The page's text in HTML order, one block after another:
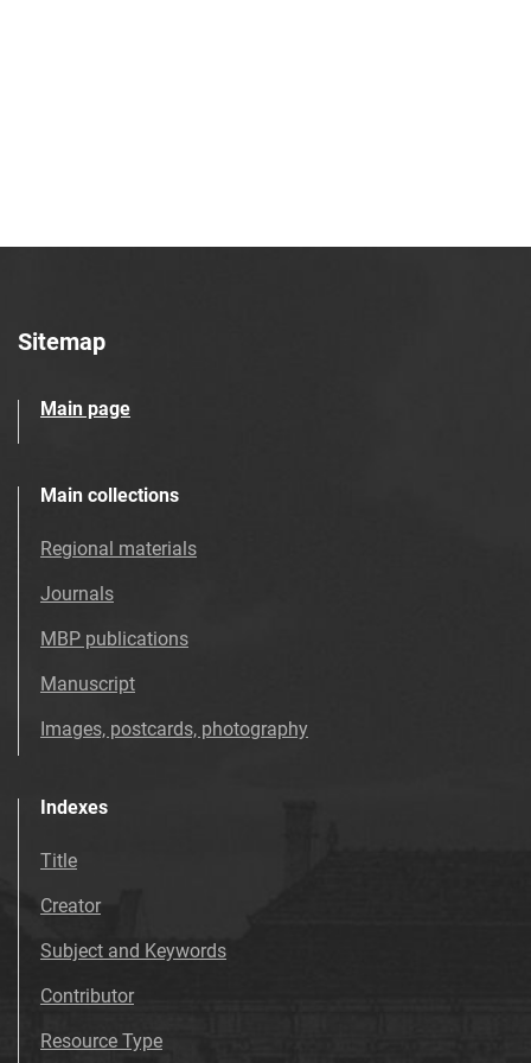
Tarnowskie Azoty : tygodnik Zakładów
Tarnowie. 1983
Tarnowie. 1984
Tarnowskie Azoty : tygodnik Zakładów
Tarnowie. 1985
Tarnowskie Azoty : tygodnik Zakładów
Tarnowie. 1986
Tarnowskie Azoty : tygodnik Zakładów
Tarnowskie Azoty : tygodnik Zakładów
Tarnowskie Azoty : tygodnik Zakładów
Azotowych im. Feliksa Dzierżyńskiego w
Tarnowskie Azoty : tygodnik Zakładów
Azotowych w Tarnowie. 1990
Sitemap
Main page
Main collections
Regional materials
Journals
MBP publications
Manuscript
Images, postcards, photography
Indexes
Title
Creator
Subject and Keywords
Contributor
Resource Type